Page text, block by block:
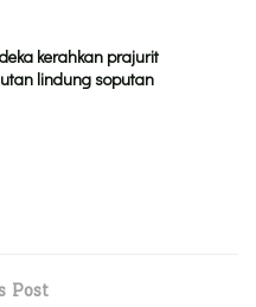
kerahkan prajurit
lindung soputan
Post